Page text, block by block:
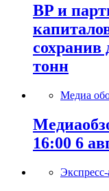
BP и
сохранив
тонн
Медиа
16:00 6